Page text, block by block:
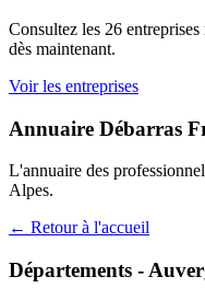
Consultez les 26
dès maintenant.
Voir les entreprises
Annuaire Débarras
L'annuaire des
Alpes.
← Retour à l'accueil
Départements -